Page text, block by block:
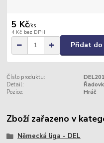
5 Kč/ks
4 Kč bez DPH
Přidat do
Číslo produktu:
Detail:
Pozice:
Hráč
Zboží zařazeno v
Německá liga - DEL